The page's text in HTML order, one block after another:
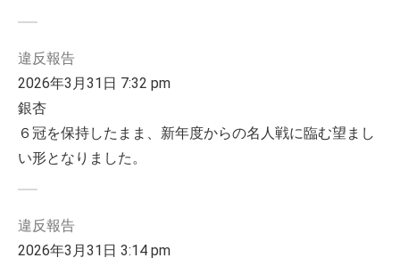
違反報告
2026年3月31日 7:32 pm
銀杏
６冠を保持したまま、新年度からの名人戦に臨む望まし
い形となりました。
違反報告
2026年3月31日 3:14 pm